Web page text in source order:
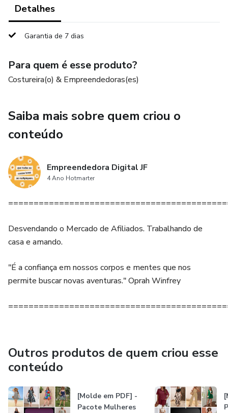
◾️ Enviamos fotos do modelo.⁣
Detalhes
Garantia de 7 dias
Para quem é esse produto?
Costureira(o) & Empreendedoras(es)
Saiba mais sobre quem criou o
conteúdo
Empreendedora Digital JF
4 Ano Hotmarter
Desvendando o Mercado de Afiliados. Trabalhando de
casa e amando.
"É a confiança em nossos corpos e mentes que nos
permite buscar novas aventuras." Oprah Winfrey
Outros produtos de quem criou esse
conteúdo
[Molde em PDF] -
Pacote Mulheres